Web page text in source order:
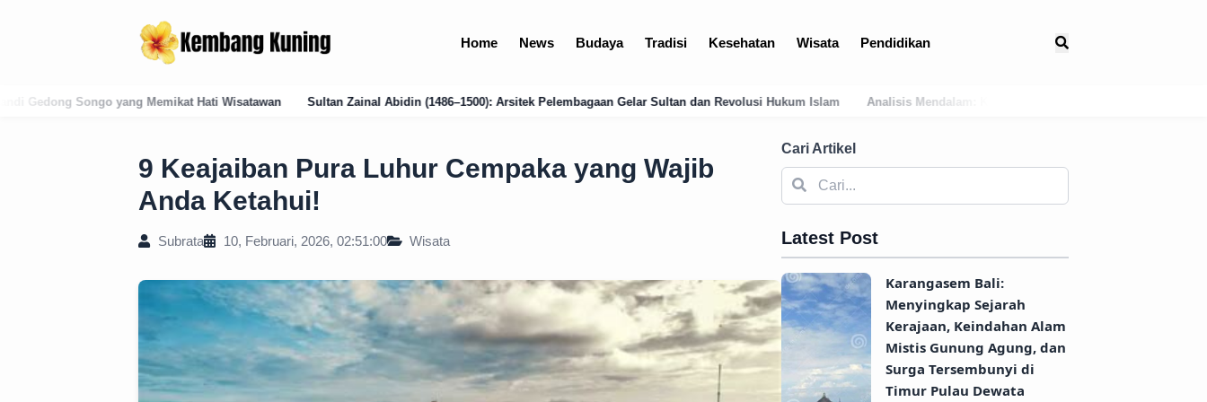
Home News Budaya Tradisi Kesehatan Wisata Pendidikan
Hati Wisatawan Sultan Zainal Abidin (1486–1500): Arsitek Pelembagaan Gelar Sultan dan Revolusi Hukum Islam Analisis Mendalam: Kondisi Geografis Bali Barat Daya Sebagai Faktor Utama
9 Keajaiban Pura Luhur Cempaka yang Wajib
Anda Ketahui!
Subrata 10, Februari, 2026, 02:51:00 Wisata
Cari Artikel
Latest Post
Karangasem Bali:
Menyingkap Sejarah
Kerajaan, Keindahan Alam
Mistis Gunung Agung, dan
Surga Tersembunyi di
Timur Pulau Dewata